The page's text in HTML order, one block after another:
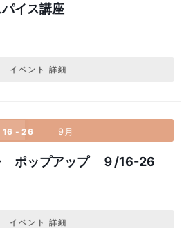
イス講座
イベント 詳細
16 - 26 9月
ポップアップ ９/16-26
イベント 詳細